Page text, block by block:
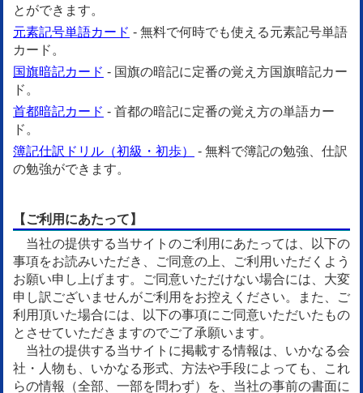
とができます。
元素記号単語カード - 無料で何時でも使える元素記号単語
カード。
国旗暗記カード - 国旗の暗記に定番の覚え方国旗暗記カー
ド。
首都暗記カード - 首都の暗記に定番の覚え方の単語カー
ド。
簿記仕訳ドリル（初級・初歩）
- 無料で簿記の勉強、仕訳
の勉強ができます。
【ご利用にあたって】
当社の提供する当サイトのご利用にあたっては、以下の
事項をお読みいただき、ご同意の上、ご利用いただくよう
お願い申し上げます。ご同意いただけない場合には、大変
申し訳ございませんがご利用をお控えください。また、ご
利用頂いた場合には、以下の事項にご同意いただいたもの
とさせていただきますのでご了承願います。
当社の提供する当サイトに掲載する情報は、いかなる会
社・人物も、いかなる形式、方法や手段によっても、これ
らの情報（全部、一部を問わず）を、当社の事前の書面に